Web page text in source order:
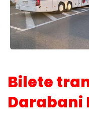
Bilete
Darabani